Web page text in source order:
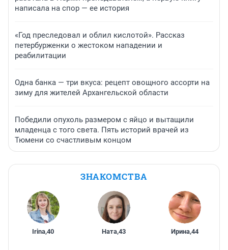
написала на спор — ее история
«Год преследовал и облил кислотой». Рассказ
петербурженки о жестоком нападении и
реабилитации
Одна банка — три вкуса: рецепт овощного ассорти на
зиму для жителей Архангельской области
Победили опухоль размером с яйцо и вытащили
младенца с того света. Пять историй врачей из
Тюмени со счастливым концом
ЗНАКОМСТВА
Irina,40 Ната,43 Ирина,44